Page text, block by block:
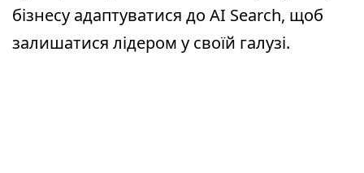
бізнесу адаптуватися до AI Search, щоб
залишатися лідером у своїй галузі.